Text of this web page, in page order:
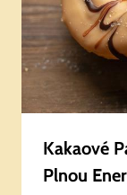
Kakaové
Plnou